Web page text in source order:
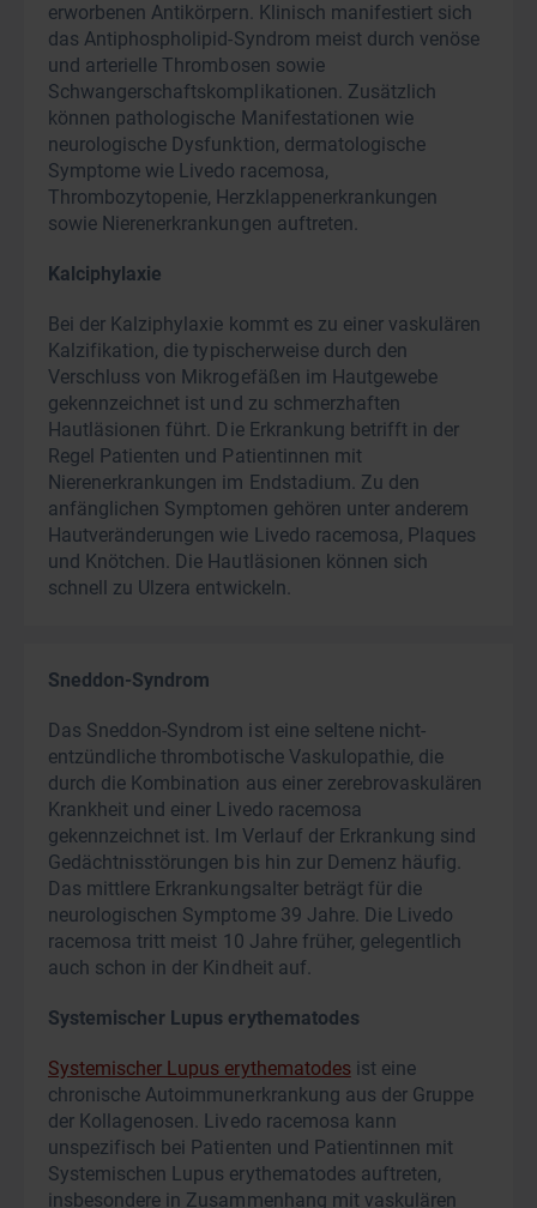
erworbenen Antikörpern. Klinisch manifestiert sich
das Antiphospholipid-Syndrom meist durch venöse
und arterielle Thrombosen sowie
Schwangerschaftskomplikationen. Zusätzlich
können pathologische Manifestationen wie
neurologische Dysfunktion, dermatologische
Symptome wie Livedo racemosa,
Thrombozytopenie, Herzklappenerkrankungen
sowie Nierenerkrankungen auftreten.
Kalciphylaxie
Bei der Kalziphylaxie kommt es zu einer vaskulären
Kalzifikation, die typischerweise durch den
Verschluss von Mikrogefäßen im Hautgewebe
gekennzeichnet ist und zu schmerzhaften
Hautläsionen führt. Die Erkrankung betrifft in der
Regel Patienten und Patientinnen mit
Nierenerkrankungen im Endstadium. Zu den
anfänglichen Symptomen gehören unter anderem
Hautveränderungen wie Livedo racemosa, Plaques
und Knötchen. Die Hautläsionen können sich
schnell zu Ulzera entwickeln.
Sneddon-Syndrom
Das Sneddon-Syndrom ist eine seltene nicht-
entzündliche thrombotische Vaskulopathie, die
durch die Kombination aus einer zerebrovaskulären
Krankheit und einer Livedo racemosa
gekennzeichnet ist. Im Verlauf der Erkrankung sind
Gedächtnisstörungen bis hin zur Demenz häufig.
Das mittlere Erkrankungsalter beträgt für die
neurologischen Symptome 39 Jahre. Die Livedo
racemosa tritt meist 10 Jahre früher, gelegentlich
auch schon in der Kindheit auf.
Systemischer Lupus erythematodes
Systemischer Lupus erythematodesist eine
chronische Autoimmunerkrankung aus der Gruppe
der Kollagenosen. Livedo racemosa kann
unspezifisch bei Patienten und Patientinnen mit
Systemischen Lupus erythematodes auftreten,
insbesondere in Zusammenhang mit vaskulären